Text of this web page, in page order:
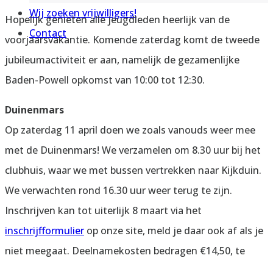
Wij zoeken vrijwilligers!
Contact
Hopelijk genieten alle jeugdleden heerlijk van de
voorjaarsvakantie. Komende zaterdag komt de tweede
jubileumactiviteit er aan, namelijk de gezamenlijke
Baden-Powell opkomst van 10:00 tot 12:30.
Duinenmars
Op zaterdag 11 april doen we zoals vanouds weer mee
met de Duinenmars! We verzamelen om 8.30 uur bij het
clubhuis, waar we met bussen vertrekken naar Kijkduin.
We verwachten rond 16.30 uur weer terug te zijn.
Inschrijven kan tot uiterlijk 8 maart via het
inschrijfformulier op onze site, meld je daar ook af als je
niet meegaat. Deelnamekosten bedragen €14,50, te